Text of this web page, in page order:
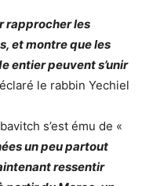
rapprocher les
et montre que les
entier peuvent s’unir
le rabbin Yechiel
s’est ému de «
un peu partout
ressentir